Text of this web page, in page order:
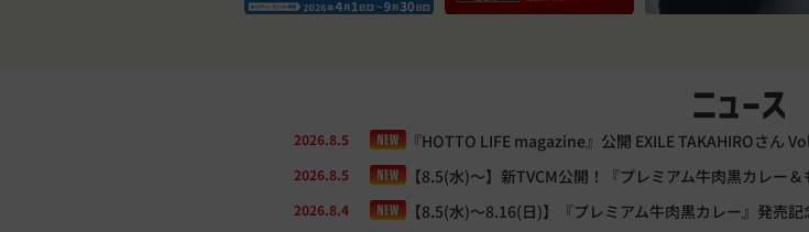
ニュース
2026.8.5 『HOTTO LIFE magazine』公開 EXILE TAKAHIROさん
2026.8.5 【8.5(水)～】新TVCM公開！『プレミアム牛肉黒カレー
2026.8.4 【8.5(水)～8.16(日)】『プレミアム牛肉黒カレー』発売